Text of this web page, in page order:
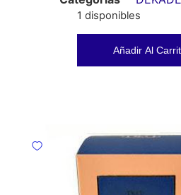
1 disponibles
Añadir Al